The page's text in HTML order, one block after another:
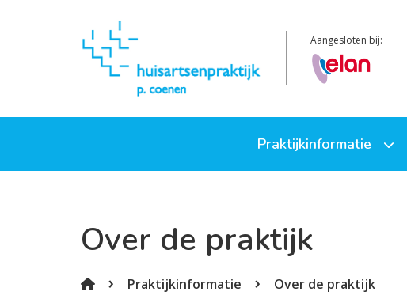
Aangesloten bij:
Praktijkinformatie
Openingstijden
Spreekuur en huisbezoek
Over de praktijk
Praktijkinformatie Over de praktijk